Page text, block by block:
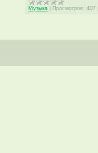
Музыка Просмотров: 407